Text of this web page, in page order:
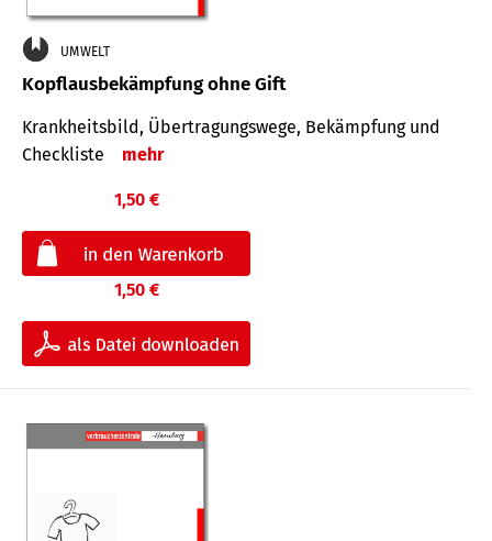
UMWELT
Kopflausbekämpfung ohne Gift
Krankheits­bild, Übertra­gungs­wege, Bekämpfung und
Check­liste
mehr
1,50 €
1,50 €